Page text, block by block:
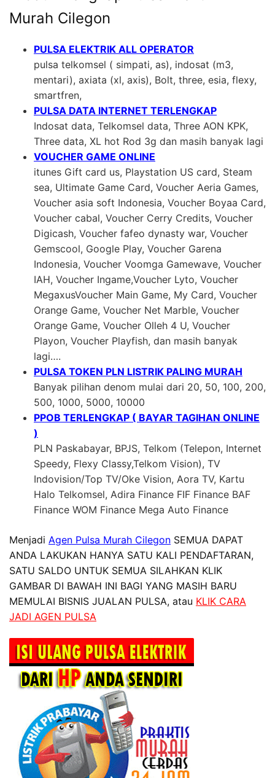
Murah Cilegon
PULSA ELEKTRIK ALL OPERATOR
pulsa telkomsel ( simpati, as), indosat (m3,
mentari), axiata (xl, axis), Bolt, three, esia, flexy,
smartfren,
PULSA DATA INTERNET TERLENGKAP
Indosat data, Telkomsel data, Three AON KPK,
Three data, XL hot Rod 3g dan masih banyak lagi
VOUCHER GAME ONLINE
itunes Gift card us, Playstation US card, Steam
sea, Ultimate Game Card, Voucher Aeria Games,
Voucher asia soft Indonesia, Voucher Boyaa Card,
Voucher cabal, Voucher Cerry Credits, Voucher
Digicash, Voucher fafeo dynasty war, Voucher
Gemscool, Google Play, Voucher Garena
Indonesia, Voucher Voomga Gamewave, Voucher
IAH, Voucher Ingame,Voucher Lyto, Voucher
MegaxusVoucher Main Game, My Card, Voucher
Orange Game, Voucher Net Marble, Voucher
Orange Game, Voucher Olleh 4 U, Voucher
Playon, Voucher Playfish, dan masih banyak
lagi….
PULSA TOKEN PLN LISTRIK PALING MURAH
Banyak pilihan denom mulai dari 20, 50, 100, 200,
500, 1000, 5000, 10000
PPOB TERLENGKAP ( BAYAR TAGIHAN ONLINE
)
PLN Paskabayar, BPJS, Telkom (Telepon, Internet
Speedy, Flexy Classy,Telkom Vision), TV
Indovision/Top TV/Oke Vision, Aora TV, Kartu
Halo Telkomsel, Adira Finance FIF Finance BAF
Finance WOM Finance Mega Auto Finance
Menjadi Agen Pulsa Murah Cilegon SEMUA DAPAT
ANDA LAKUKAN HANYA SATU KALI PENDAFTARAN,
SATU SALDO UNTUK SEMUA SILAHKAN KLIK
GAMBAR DI BAWAH INI BAGI YANG MASIH BARU
MEMULAI BISNIS JUALAN PULSA, atau KLIK CARA
JADI AGEN PULSA